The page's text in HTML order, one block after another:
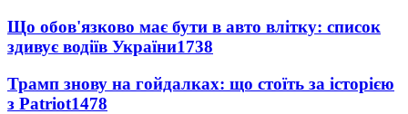
Що обов'язково має бути в авто влітку: список
здивує водіїв України1738
Трамп знову на гойдалках: що стоїть за історією
з Patriot1478